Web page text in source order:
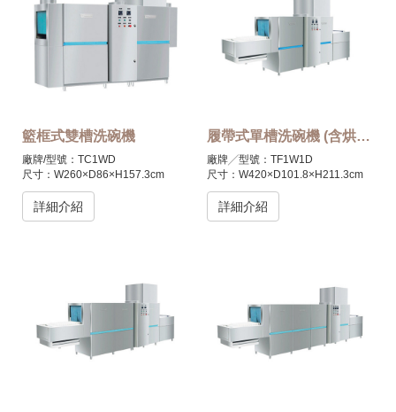
產地:進口品
籃框式雙槽洗碗機
廠牌/型號：TC1WD
尺寸：W260×D86×H157.3cm
材質：不銹鋼
電力：3PH 220V/380V(三相五線
制)
另有蒸汽可供選擇
詳細介紹
履帶式單槽洗碗機 (含烘乾段)
廠牌╱型號：TF1W1D
尺寸：W420×D101.8×H211.3cm
材質：不銹鋼
電力：3PH 220V/380V(三相五線
制)
詳細介紹